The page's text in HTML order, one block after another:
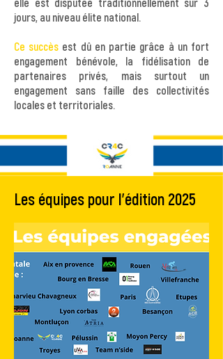
jours, au niveau élite national.
Ce succès est dû en partie grâce à un fort
engagement bénévole, la fidélisation de
partenaires privés, mais surtout un
engagement sans faille des collectivités
locales et territoriales.
Les équipes pour l'édition 2025